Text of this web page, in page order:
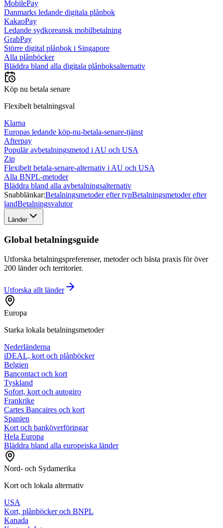
MobilePay
Danmarks ledande digitala plånbok
KakaoPay
Ledande sydkoreansk mobilbetalning
GrabPay
Större digital plånbok i Singapore
Alla plånböcker
Bläddra bland alla digitala plånboksalternativ
Köp nu betala senare
Flexibelt betalningsval
Klarna
Europas ledande köp-nu-betala-senare-tjänst
Afterpay
Populär avbetalningsmetod i AU och USA
Zip
Flexibelt betala-senare-alternativ i AU och USA
Alla BNPL-metoder
Bläddra bland alla avbetalningsalternativ
Snabblänkar:Betalningsmetoder efter typBetalningsmetoder efter
landBetalningsvalutor
Länder
Global betalningsguide
Utforska betalningspreferenser, metoder och bästa praxis för över
200 länder och territorier.
Utforska allt länder
Europa
Starka lokala betalningsmetoder
Nederländerna
iDEAL, kort och plånböcker
Belgien
Bancontact och kort
Tyskland
Sofort, kort och autogiro
Frankrike
Cartes Bancaires och kort
Spanien
Kort och banköverföringar
Hela Europa
Bläddra bland alla europeiska länder
Nord- och Sydamerika
Kort och lokala alternativ
USA
Kort, plånböcker och BNPL
Kanada